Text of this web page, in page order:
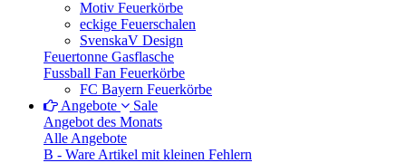
Motiv Feuerkörbe
eckige Feuerschalen
SvenskaV Design
Feuertonne Gasflasche
Fussball Fan Feuerkörbe
FC Bayern Feuerkörbe
Angebote
Sale
Angebot des Monats
Alle Angebote
B - Ware Artikel mit kleinen Fehlern